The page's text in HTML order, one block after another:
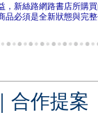
，新絲路網路書店所購
品必須是全新狀態與完
｜ 合作提案